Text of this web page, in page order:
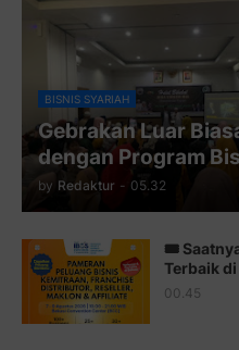
http://j.mp/2bufF7o
Juz 9 ⇨ http://j.mp/2byr1bu
Juz 10 ⇨http://j.mp/
Juz 11 ⇨http://j.mp/2bHf80y
Juz 12 ⇨ http://j.mp/2bWnTby
Juz 13 ⇨http://j.mp/
Juz 14 ⇨http://j.mp/
Juz 15 ⇨http://j.mp/2bFRQIM
BISNIS SYARIAH
Gebrakan Luar
dengan Program
by Redaktur - 05.32
🎟️
Terbaik di
00.45